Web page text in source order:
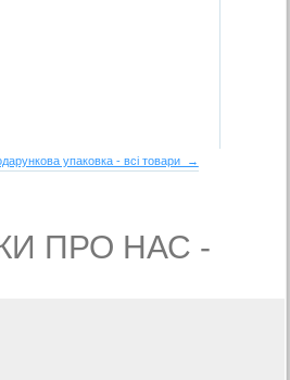
упаковка - всі товари →
ПРО НАС -